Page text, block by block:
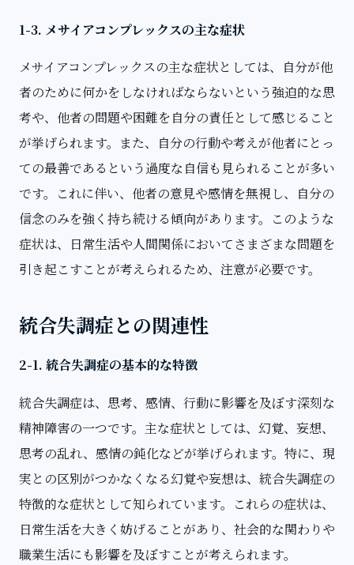
1-3. メサイアコンプレックスの主な症状
メサイアコンプレックスの主な症状としては、自分が他
者のために何かをしなければならないという強迫的な思
考や、他者の問題や困難を自分の責任として感じること
が挙げられます。また、自分の行動や考えが他者にとっ
ての最善であるという過度な自信も見られることが多い
です。これに伴い、他者の意見や感情を無視し、自分の
信念のみを強く持ち続ける傾向があります。このような
症状は、日常生活や人間関係においてさまざまな問題を
引き起こすことが考えられるため、注意が必要です。
統合失調症との関連性
2-1. 統合失調症の基本的な特徴
統合失調症は、思考、感情、行動に影響を及ぼす深刻な
精神障害の一つです。主な症状としては、幻覚、妄想、
思考の乱れ、感情の鈍化などが挙げられます。特に、現
実との区別がつかなくなる幻覚や妄想は、統合失調症の
特徴的な症状として知られています。これらの症状は、
日常生活を大きく妨げることがあり、社会的な関わりや
職業生活にも影響を及ぼすことが考えられます。